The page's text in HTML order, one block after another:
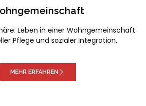
Leben in einer Wohngemeinschaft
Pflege und sozialer Integration.
MEHR ERFAHREN